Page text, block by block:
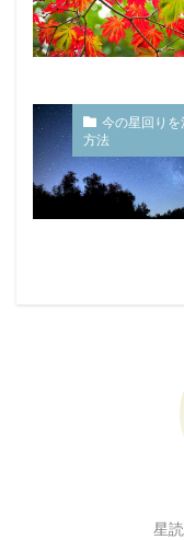
今の星回りを
方法
星